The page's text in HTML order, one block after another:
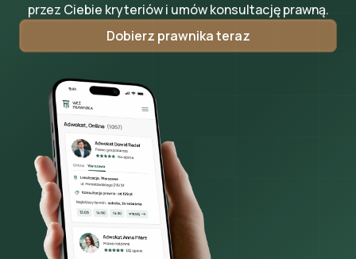
przez Ciebie kryteriów i umów konsultację prawną.
Dobierz prawnika teraz